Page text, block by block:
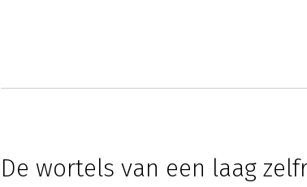
De wortels van een laag